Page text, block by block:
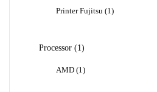
Printer Fujitsu 11
Processor 11
AMD 11